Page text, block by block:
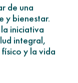
de una
y bienestar.
iniciativa
integral,
y la vida